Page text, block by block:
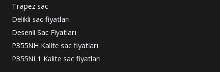
Trapez sac
Delikli sac fiyatlari
Desenli Sac Fiyatları
P355NH Kalite sac fiyatları
P355NL1 Kalite sac fiyatları